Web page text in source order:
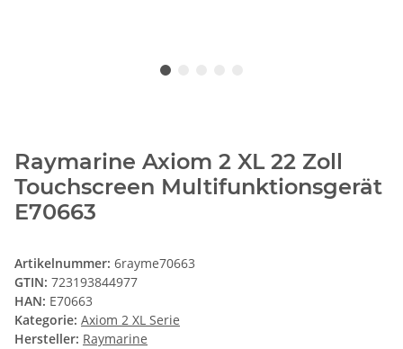
Raymarine Axiom 2 XL 22 Zoll
Touchscreen Multifunktionsgerät
E70663
Artikelnummer: 6rayme70663
GTIN: 723193844977
HAN: E70663
Kategorie: Axiom 2 XL Serie
Hersteller: Raymarine